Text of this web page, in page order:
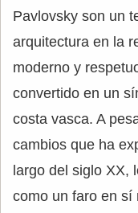
Pavlovsky son un
arquitectura en la
moderno y
convertido en un
costa vasca. A
cambios que ha
largo del siglo XX,
como un faro en sí